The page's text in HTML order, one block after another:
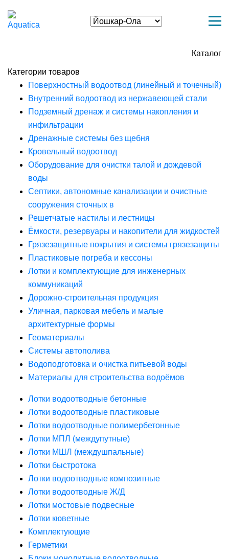
Каталог
Категории товаров
Поверхностный водоотвод (линейный и точечный)
Внутренний водоотвод из нержавеющей стали
Подземный дренаж и системы накопления и
инфильтрации
Дренажные системы без щебня
Кровельный водоотвод
Оборудование для очистки талой и дождевой
воды
Септики, автономные канализации и очистные
сооружения сточных в
Решетчатые настилы и лестницы
Ёмкости, резервуары и накопители для жидкостей
Грязезащитные покрытия и системы грязезащиты
Пластиковые погреба и кессоны
Лотки и комплектующие для инженерных
коммуникаций
Дорожно-строительная продукция
Уличная, парковая мебель и малые
архитектурные формы
Геоматериалы
Системы автополива
Водоподготовка и очистка питьевой воды
Материалы для строительства водоёмов
Лотки водоотводные бетонные
Лотки водоотводные пластиковые
Лотки водоотводные полимербетонные
Лотки МПЛ (междупутные)
Лотки МШЛ (междушпальные)
Лотки быстротока
Лотки водоотводные композитные
Лотки водоотводные Ж/Д
Лотки мостовые подвесные
Лотки кюветные
Комплектующие
Герметики